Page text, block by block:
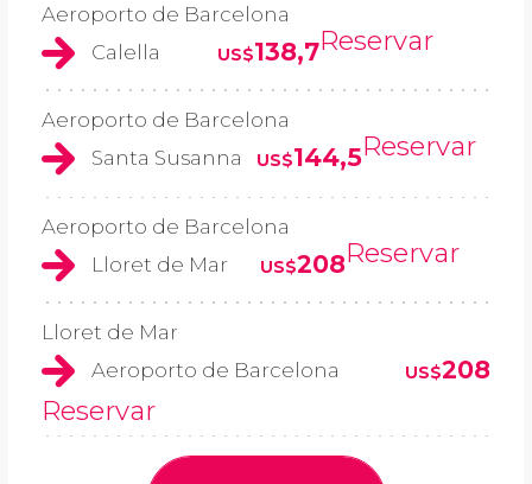
Aeroporto de Barcelona
Calella
US$138,7Reservar
Aeroporto de Barcelona
Santa Susanna
US$144,5Reservar
Aeroporto de Barcelona
Lloret de Mar
US$208Reservar
Lloret de Mar
Aeroporto de Barcelona
US$208
Reservar